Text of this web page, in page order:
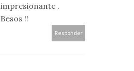
impresionante .
Besos !!
Responder